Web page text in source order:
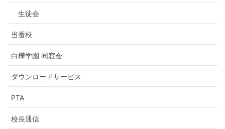
生徒会
当番校
白樺学園 同窓会
ダウンロードサービス
PTA
校長通信